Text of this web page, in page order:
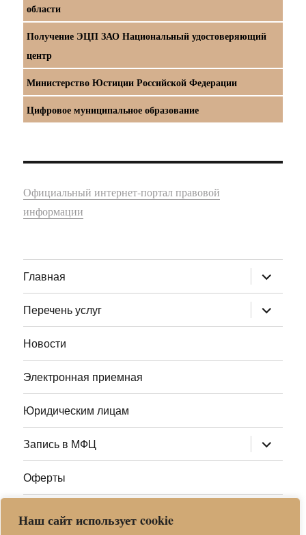
Наш сайт использует cookie
области
Получение ЭЦП ЗАО Национальный удостоверяющий
центр
Министерство Юстиции Российской Федерации
Цифровое муниципальное образование
Официальный интернет-портал правовой
информации
Главная раскрыть
дочернее
меню
Перечень услуг
раскрыть
дочернее
меню
Новости
Электронная приемная
Юридическим лицам
Запись в МФЦ раскрыть
дочернее
меню
Оферты